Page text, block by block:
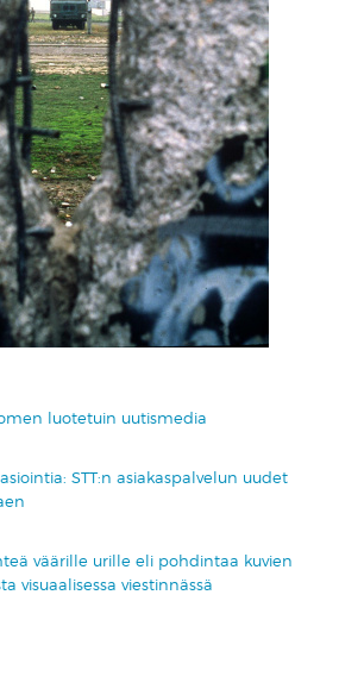
luotetuin uutismedia
STT:n asiakaspalvelun uudet
väärille urille eli pohdintaa kuvien
visuaalisessa viestinnässä